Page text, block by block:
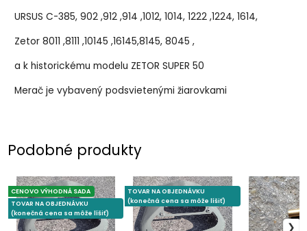
URSUS C-385, 902 ,912 ,914 ,1012, 1014, 1222 ,1224, 1614,
Zetor 8011 ,8111 ,10145 ,16145,8145, 8045 ,
a k historickému modelu ZETOR SUPER 50
Merač je vybavený podsvietenými žiarovkami
Podobné produkty
CENOVO VÝHODNÁ SADA
TOVAR NA OBJEDNÁVKU
(konečná cena sa môže líšiť)
TOVAR NA OBJEDNÁVKU
(konečná cena sa môže líšiť)